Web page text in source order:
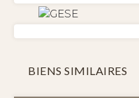
BIENS SIMILAIRES